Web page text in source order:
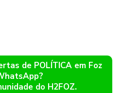
de POLÍTICA em Foz
do H2FOZ.